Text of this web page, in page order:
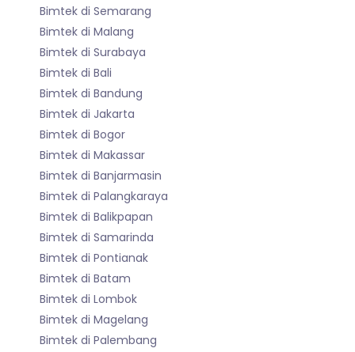
Bimtek di Semarang
Bimtek di Malang
Bimtek di Surabaya
Bimtek di Bali
Bimtek di Bandung
Bimtek di Jakarta
Bimtek di Bogor
Bimtek di Makassar
Bimtek di Banjarmasin
Bimtek di Palangkaraya
Bimtek di Balikpapan
Bimtek di Samarinda
Bimtek di Pontianak
Bimtek di Batam
Bimtek di Lombok
Bimtek di Magelang
Bimtek di Palembang